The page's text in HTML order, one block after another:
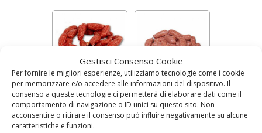
Gestisci Consenso Cookie
Per fornire le migliori esperienze, utilizziamo tecnologie come i cookie
per memorizzare e/o accedere alle informazioni del dispositivo. Il
consenso a queste tecnologie ci permetterà di elaborare dati come il
comportamento di navigazione o ID unici su questo sito. Non
acconsentire o ritirare il consenso può influire negativamente su alcune
caratteristiche e funzioni.
SALSICCE DI
CINGHIALE
STAGIONATE (500
g)
Prezzo al kg 23,90 €
SALSICCE DI
MAIALE
STAGIONATE DOLCI
Prezzo al kg 16,90 €